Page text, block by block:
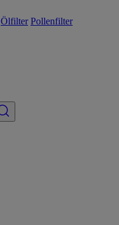
Ölfilter Pollenfilter